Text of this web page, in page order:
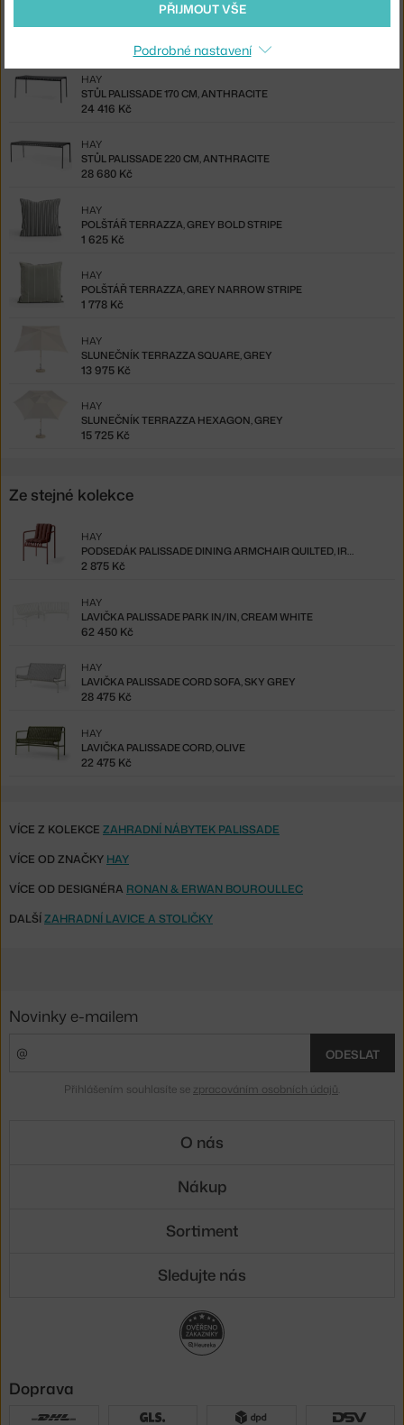
PODSEDÁK PALISSADE BENCH QUILTED, ANTHRACITE
STŮL PALISSADE 170 CM, ANTHRACITE
HAY
24 416 Kč
STŮL PALISSADE 220 CM, ANTHRACITE
HAY
28 680 Kč
POLŠTÁŘ TERRAZZA, GREY BOLD STRIPE
HAY
1 625 Kč
POLŠTÁŘ TERRAZZA, GREY NARROW STRIPE
HAY
1 778 Kč
SLUNEČNÍK TERRAZZA SQUARE, GREY
HAY
13 975 Kč
SLUNEČNÍK TERRAZZA HEXAGON, GREY
HAY
15 725 Kč
Ze stejné kolekce
PODSEDÁK PALISSADE DINING ARMCHAIR QUILTED, IRON RED
HAY
2 875 Kč
LAVIČKA PALISSADE PARK IN/IN, CREAM WHITE
HAY
62 450 Kč
LAVIČKA PALISSADE CORD SOFA, SKY GREY
HAY
28 475 Kč
LAVIČKA PALISSADE CORD, OLIVE
HAY
22 475 Kč
VÍCE Z KOLEKCE ZAHRADNÍ NÁBYTEK PALISSADE
VÍCE OD ZNAČKY HAY
VÍCE OD DESIGNÉRA RONAN & ERWAN BOUROULLEC
DALŠÍ ZAHRADNÍ LAVICE A STOLIČKY
PŘIJMOUT VŠE
Podrobné nastavení
Novinky e-mailem
ODESLAT
Přihlášením souhlasíte se zpracováním osobních údajů
O nás
Nákup
Sortiment
Sledujte nás
Doprava